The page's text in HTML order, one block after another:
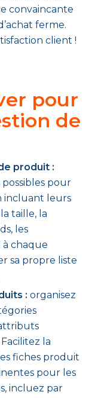
convaincante
ferme.
client !
pour
de
produit :
pour
incluant leurs
taille, la
les
chaque
sa propre liste
: organisez
la
fiches produit
pour les
incluez par